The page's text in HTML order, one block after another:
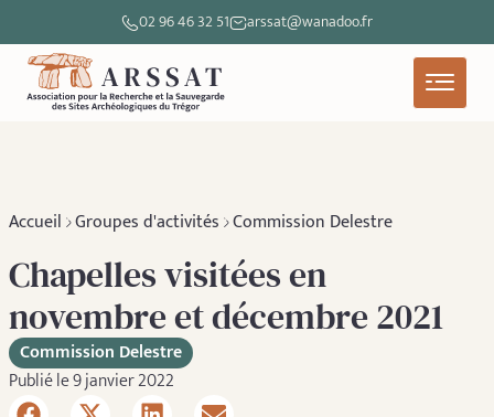
02 96 46 32 51 arssat@wanadoo.fr
Accueil Groupes d'activités Commission Delestre
Chapelles visitées en
novembre et décembre 2021
Commission Delestre
Publié le 9 janvier 2022